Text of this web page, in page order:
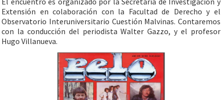
Extensión en colaboración con la Facultad de Derecho y el
Observatorio Interuniversitario Cuestión Malvinas. Contaremos
con la conducción del periodista Walter Gazzo, y el profesor
Hugo Villanueva.